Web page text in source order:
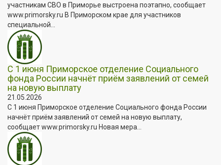
участникам СВО в Приморье выстроена поэтапно, сообщает
www.primorsky.ru В Приморском крае для участников
специальной...
С 1 июня Приморское отделение Социального
фонда России начнёт приём заявлений от семей
на новую выплату
21.05.2026
С 1 июня Приморское отделение Социального фонда России
начнёт приём заявлений от семей на новую выплату,
сообщает www.primorsky.ru Новая мера...